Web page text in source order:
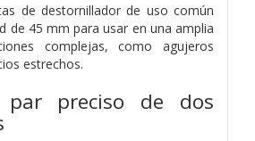
de destornillador de uso común
de 45 mm para usar en una amplia
complejas, como agujeros
estrechos.
preciso de dos